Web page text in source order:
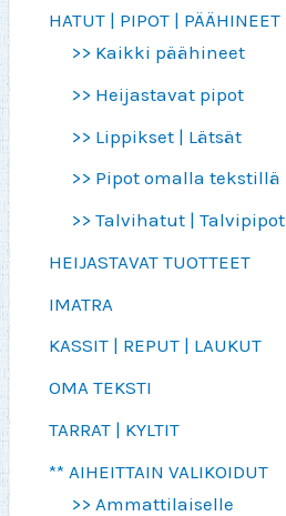
HATUT | PIPOT | PÄÄHINEET
>> Kaikki päähineet
>> Heijastavat pipot
>> Lippikset | Lätsät
>> Pipot omalla tekstillä
>> Talvihatut | Talvipipot
HEIJASTAVAT TUOTTEET
IMATRA
KASSIT | REPUT | LAUKUT
OMA TEKSTI
TARRAT | KYLTIT
** AIHEITTAIN VALIKOIDUT
>> Ammattilaiselle